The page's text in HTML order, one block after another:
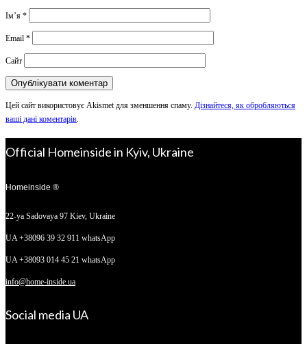
Ім’я *
Email *
Сайт
Цей сайт використовує Akismet для зменшення спаму. Дізнайтеся, як обробляються
ваші дані коментарів.
Official Homeinside in Kyiv, Ukraine
Homeinside ®
22-ya Sadovaya 97 Kiev, Ukraine
UA +38096 39 32 911 whatsApp
UA +38093 014 45 21 whatsApp
info@home-inside.ua
Social media UA